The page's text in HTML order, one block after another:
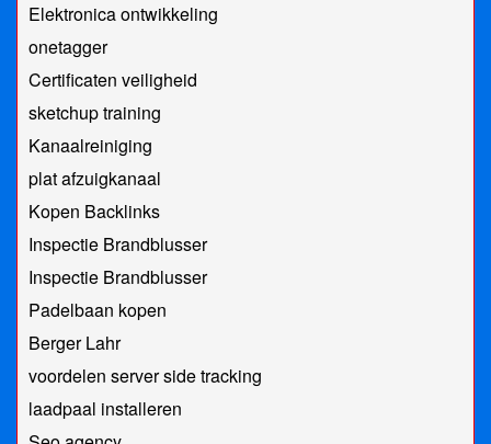
Elektronica ontwikkeling
onetagger
Certificaten veiligheid
sketchup training
Kanaalreiniging
plat afzuigkanaal
Kopen Backlinks
Inspectie Brandblusser
Inspectie Brandblusser
Padelbaan kopen
Berger Lahr
voordelen server side tracking
laadpaal installeren